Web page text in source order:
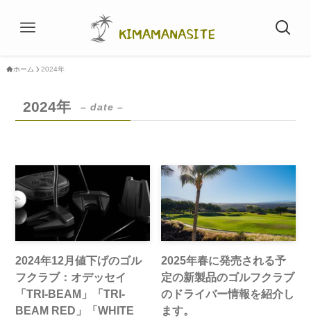
ホーム 2024年
2024年 – date –
2024年12月値下げのゴル
フクラブ：オデッセイ
「TRI-BEAM」「TRI-
BEAM RED」「WHITE
2025年春に発売される予
定の新製品のゴルフクラブ
のドライバー情報を紹介し
ます。